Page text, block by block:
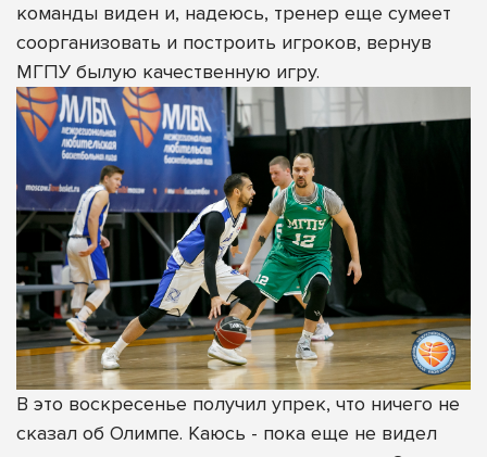
команды виден и, надеюсь, тренер еще сумеет
соорганизовать и построить игроков, вернув
МГПУ былую качественную игру.
В это воскресенье получил упрек, что ничего не
сказал об Олимпе. Каюсь - пока еще не видел